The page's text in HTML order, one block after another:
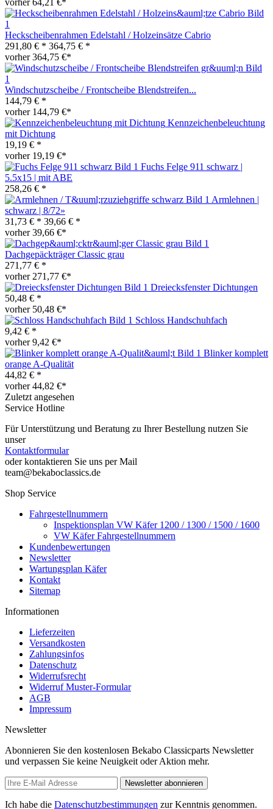
vorher 64,21 €*
Heckscheibenrahmen Edelstahl / Holzeinsätze Cabrio
291,80 € * 364,75 € *
vorher 364,75 €*
Windschutzscheibe / Frontscheibe Blendstreifen...
144,79 € *
vorher 144,79 €*
Kennzeichenbeleuchtung
mit Dichtung
19,19 € *
vorher 19,19 €*
Fuchs Felge 911 schwarz |
5.5x15 | mit ABE
258,26 € *
Armlehnen |
schwarz | 8/72»
31,73 € * 39,66 € *
vorher 39,66 €*
Dachgepäckträger Classic grau
271,77 € *
vorher 271,77 €*
Dreiecksfenster Dichtungen
50,48 € *
vorher 50,48 €*
Schloss Handschuhfach
9,42 € *
vorher 9,42 €*
Blinker komplett
orange A-Qualität
44,82 € *
vorher 44,82 €*
Zuletzt angesehen
Service Hotline
Für Unterstützung und Beratung zu Ihrer Bestellung nutzen Sie
unser
Kontaktformular
oder kontaktieren Sie uns per Mail
team@bekaboclassics.de
Shop Service
Fahrgestellnummern
Inspektionsplan VW Käfer 1200 / 1300 / 1500 / 1600
VW Käfer Fahrgestellnummern
Kundenbewertungen
Newsletter
Wartungsplan Käfer
Kontakt
Sitemap
Informationen
Lieferzeiten
Versandkosten
Zahlungsinfos
Datenschutz
Widerrufsrecht
Widerruf Muster-Formular
AGB
Impressum
Newsletter
Abonnieren Sie den kostenlosen Bekabo Classicparts Newsletter
und verpassen Sie keine Neuigkeit oder Aktion mehr.
Newsletter abonnieren
Ich habe die Datenschutzbestimmungen zur Kenntnis genommen.